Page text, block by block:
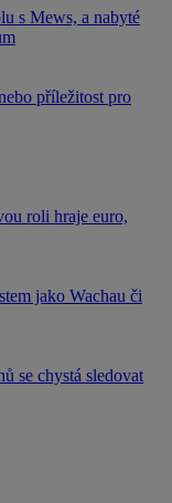
s Mews, a nabyté
příležitost pro
roli hraje euro,
jako Wachau či
se chystá sledovat